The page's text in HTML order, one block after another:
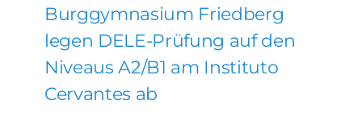
Burggymnasium Friedberg
legen DELE-Prüfung auf den
Niveaus A2/B1 am Instituto
Cervantes ab